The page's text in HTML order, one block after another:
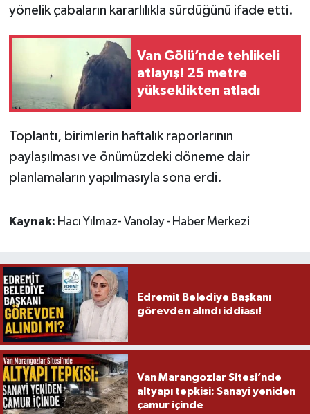
yönelik çabaların kararlılıkla sürdüğünü ifade etti.
Van Gölü’nde tehlikeli
atlayış! 25 metre
yükseklikten atladı
Toplantı, birimlerin haftalık raporlarının
paylaşılması ve önümüzdeki döneme dair
planlamaların yapılmasıyla sona erdi.
Kaynak: Hacı Yılmaz- Vanolay - Haber Merkezi
Edremit Belediye Başkanı
görevden alındı iddiası!
Van Marangozlar Sitesi’nde
altyapı tepkisi: Sanayi yeniden
çamur içinde